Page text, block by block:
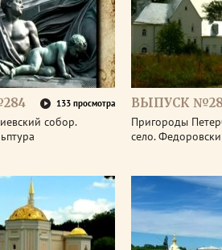
133 просмотра
собор.
ВЫПУСК
Пригороды
село.